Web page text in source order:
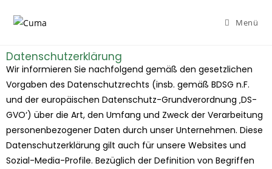
Menü
Datenschutzerklärung
Wir informieren Sie nachfolgend gemäß den gesetzlichen
Vorgaben des Datenschutzrechts (insb. gemäß BDSG n.F.
und der europäischen Datenschutz-Grundverordnung ‚DS-
GVO‘) über die Art, den Umfang und Zweck der Verarbeitung
personenbezogener Daten durch unser Unternehmen. Diese
Datenschutzerklärung gilt auch für unsere Websites und
Sozial-Media-Profile. Bezüglich der Definition von Begriffen